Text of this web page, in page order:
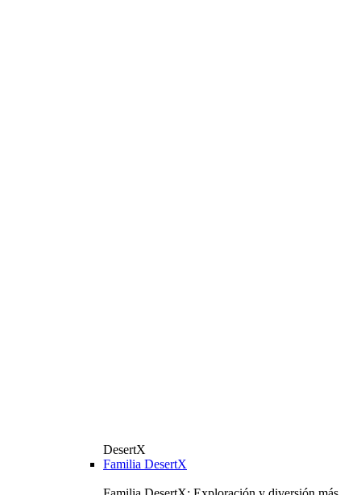
DesertX
Familia DesertX